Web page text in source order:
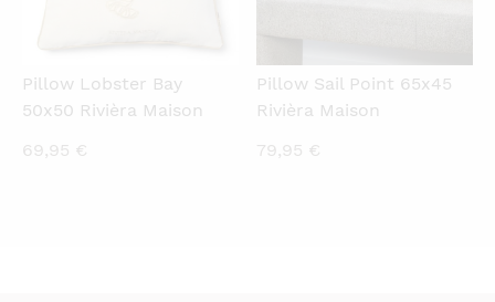
Pillow Lobster Bay
50x50 Rivièra Maison
69,95 €
Pillow Sail Point 65x45
Rivièra Maison
79,95 €